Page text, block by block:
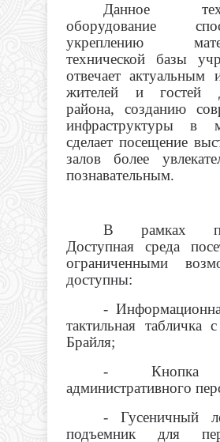
Данное
оборудование
укреплению
технической базы
отвечает актуальным
жителей и гостей
района, созданию
инфраструктуры в
сделает посещение
залов более
познавательным.
В рамках
Доступная среда
ограниченными
доступны:
-
тактильная табличка
Брайля;
- Кнопка
административного
- Гусеничный
подъемник для